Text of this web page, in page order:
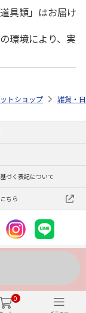
0
具類」はお届け
環境により、実
ゆうゆうギフト
トショップ 雑貨・
づく表記について
ちら